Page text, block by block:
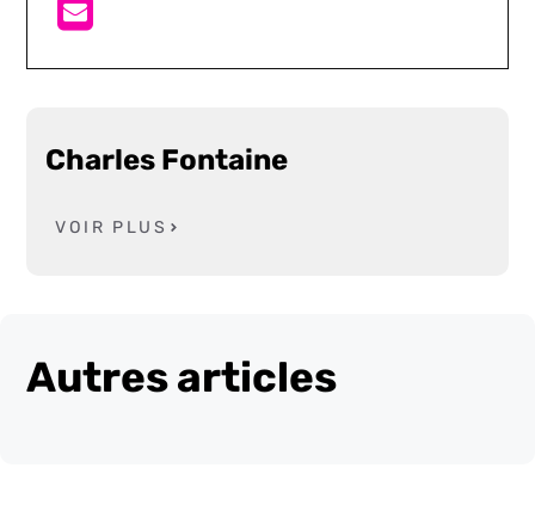
Charles Fontaine
VOIR PLUS
Autres articles